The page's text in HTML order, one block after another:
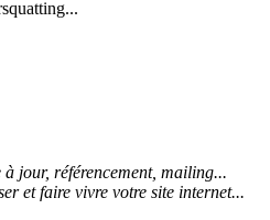
jour, référencement, mailing...
et faire vivre votre site internet...